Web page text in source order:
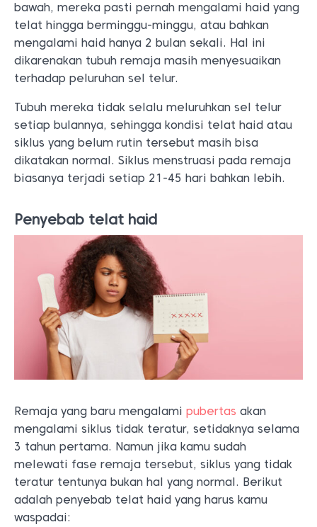
bawah, mereka pasti pernah mengalami haid yang
telat hingga berminggu-minggu, atau bahkan
mengalami haid hanya 2 bulan sekali. Hal ini
dikarenakan tubuh remaja masih menyesuaikan
terhadap peluruhan sel telur.
Tubuh mereka tidak selalu meluruhkan sel telur
setiap bulannya, sehingga kondisi telat haid atau
siklus yang belum rutin tersebut masih bisa
dikatakan normal. Siklus menstruasi pada remaja
biasanya terjadi setiap 21-45 hari bahkan lebih.
Penyebab telat haid
Remaja yang baru mengalami pubertas akan
mengalami siklus tidak teratur, setidaknya selama
3 tahun pertama. Namun jika kamu sudah
melewati fase remaja tersebut, siklus yang tidak
teratur tentunya bukan hal yang normal. Berikut
adalah penyebab telat haid yang harus kamu
waspadai: